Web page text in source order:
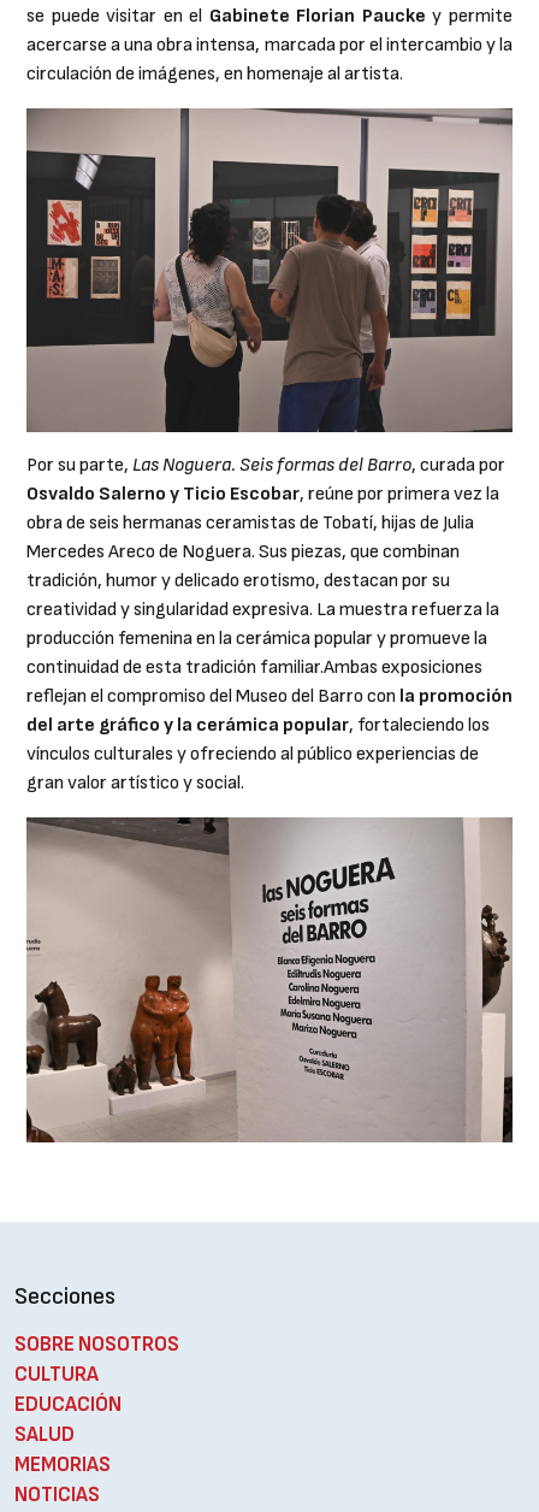
se puede visitar en el Gabinete Florian Paucke y permite
acercarse a una obra intensa, marcada por el intercambio y la
circulación de imágenes, en homenaje al artista.
Por su parte, Las Noguera. Seis formas del Barro, curada por
Osvaldo Salerno y Ticio Escobar, reúne por primera vez la
obra de seis hermanas ceramistas de Tobatí, hijas de Julia
Mercedes Areco de Noguera. Sus piezas, que combinan
tradición, humor y delicado erotismo, destacan por su
creatividad y singularidad expresiva. La muestra refuerza la
producción femenina en la cerámica popular y promueve la
continuidad de esta tradición familiar.Ambas exposiciones
reflejan el compromiso del Museo del Barro con la promoción
del arte gráfico y la cerámica popular, fortaleciendo los
vínculos culturales y ofreciendo al público experiencias de
gran valor artístico y social.
Secciones
SOBRE NOSOTROS
CULTURA
EDUCACIÓN
SALUD
MEMORIAS
NOTICIAS